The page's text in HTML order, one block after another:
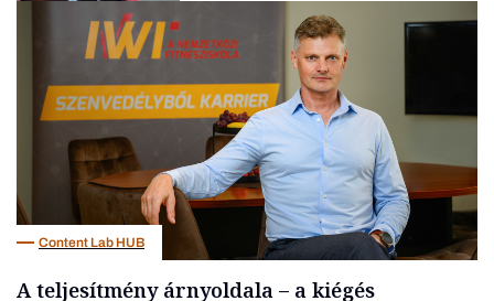
Content Lab HUB
A teljesítmény árnyoldala – a kiégés